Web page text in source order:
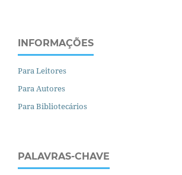
INFORMAÇÕES
Para Leitores
Para Autores
Para Bibliotecários
PALAVRAS-CHAVE